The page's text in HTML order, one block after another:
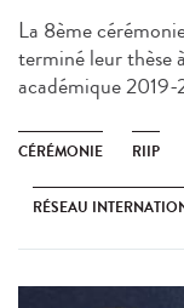
La 8ème
terminé leur thèse
académique
CÉRÉMONIE RIIP
RÉSEAU